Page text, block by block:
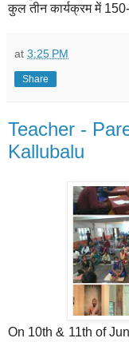
कुल तीन कार्यक्रम में
at 3:25 PM
Share
Teacher -
Kallubalu
On 10th & 11th of